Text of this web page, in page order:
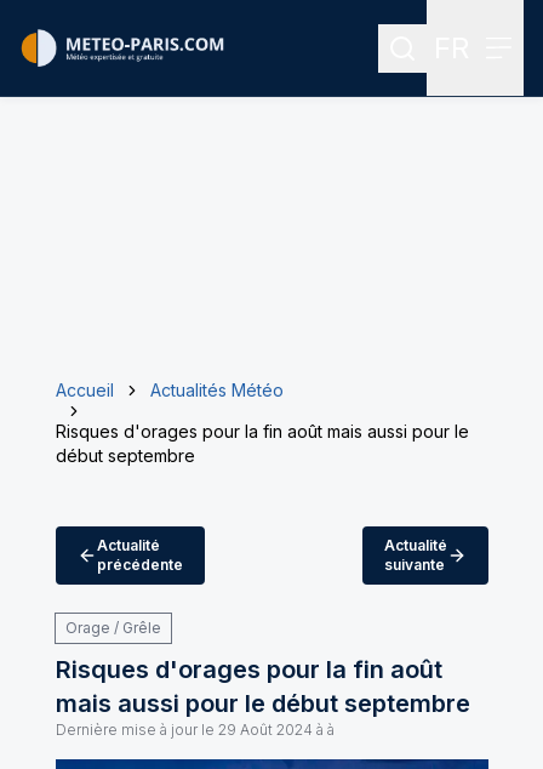
Rechercher
Accueil
Actualités Météo
Risques d'orages pour la fin août mais aussi pour le
début septembre
Actualité
précédente
Actualité
suivante
Orage / Grêle
Risques d'orages pour la fin août
mais aussi pour le début septembre
Dernière mise à jour le 29 Août 2024 à à